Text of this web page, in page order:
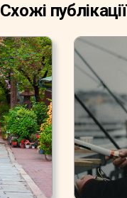
Схожі публікації